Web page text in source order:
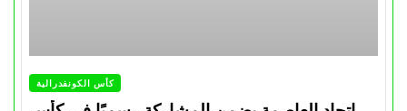
كأس الكونفدرالية